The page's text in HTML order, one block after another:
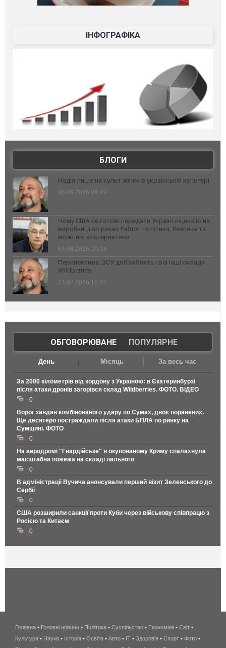
ІНФОГРАФІКА
БЛОГИ
Надія лише на культ жінки в українській культурі
06.08.2026 08:49
Чому США не готові передати Україні ліцензію на
виробництво ракет Patriot: політика, безпека та
можливі альтернативи
03.08.2026 20:24
Перспектива: ЗСУ добомблять і всі інші склади
Wildberries
23.07.2026 11:31
ОБГОВОРЮВАНЕ| ПОПУЛЯРНЕ
День Місяць За весь час
За 2000 кілометрів від кордону з Україною: в Єкатеринбурзі
після атаки дронів загорівся склад Wildberries. ФОТО. ВІДЕО
0
Ворог завдав комбінованого удару по Сумах, двоє поранених.
Ще десятеро постраждали після атаки БПЛА по ринку на
Сумщині. ФОТО
0
На аеродромі "Гвардійське" в окупованому Криму спалахнула
масштабна пожежа на складі пального
0
В адміністрації Вучича анонсували перший візит Зеленського до
Сербії
0
США розширили санкції проти Куби через військову співпрацю з
Росією та Китаєм
0
беспроводной
интернет
Головна • Головні новини • Політика • Суспільство • Економіка • Світ •
Культура • Наука • Історія • Освіта • Авто • IT • Здоров'я • Спорт • Фото •